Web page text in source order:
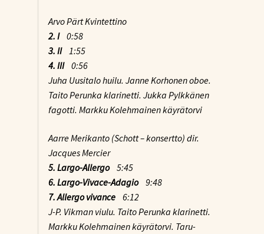
Arvo Pärt Kvintettino
2. I0:58
3. II1:55
4. III0:56
Juha Uusitalo huilu. Janne Korhonen oboe.
Taito Perunka klarinetti. Jukka Pylkkänen
fagotti. Markku Kolehmainen käyrätorvi
Aarre Merikanto (Schott – konsertto) dir.
Jacques Mercier
5. Largo-Allergo5:45
6. Largo-Vivace-Adagio9:48
7. Allergo vivance 6:12
J-P. Vikman viulu. Taito Perunka klarinetti.
Markku Kolehmainen käyrätorvi. Taru-